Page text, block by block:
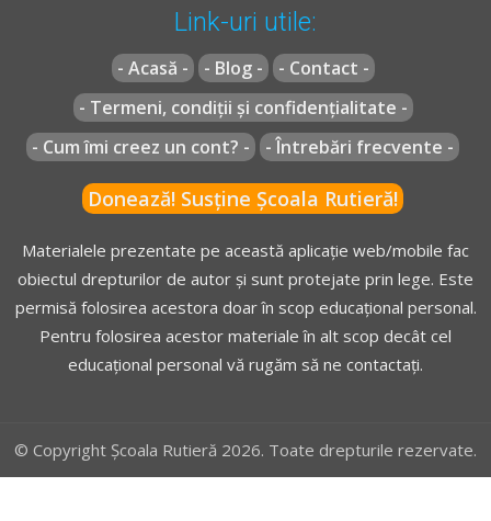
Link-uri utile:
- Acasă - - Blog -
- Contact -
- Termeni, condiții și confidențialitate -
- Cum îmi creez un cont? -
- Întrebări frecvente -
Donează! Susține Școala Rutieră!
Materialele prezentate pe această aplicație web/mobile fac
obiectul drepturilor de autor și sunt protejate prin lege. Este
permisă folosirea acestora doar în scop educațional personal.
Pentru folosirea acestor materiale în alt scop decât cel
educațional personal vă rugăm să ne contactați.
© Copyright Școala Rutieră 2026. Toate drepturile rezervate.